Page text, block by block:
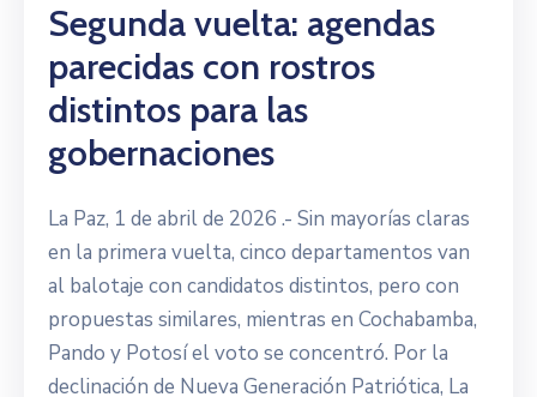
Segunda vuelta: agendas
parecidas con rostros
distintos para las
gobernaciones
La Paz, 1 de abril de 2026 .- Sin mayorías claras
en la primera vuelta, cinco departamentos van
al balotaje con candidatos distintos, pero con
propuestas similares, mientras en Cochabamba,
Pando y Potosí el voto se concentró. Por la
declinación de Nueva Generación Patriótica, La